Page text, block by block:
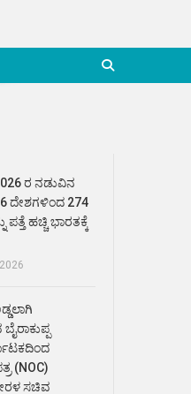
ರ ನಡುವಿನ
ದೇಶಗಳಿಂದ 274
ಹಚ್ಚಿ ಭಾರತಕ್ಕೆ
(NOC)
ಸಚಿವ